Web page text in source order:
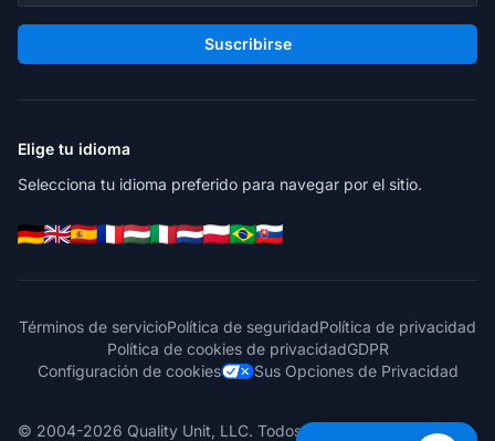
Suscribirse
Elige tu idioma
Selecciona tu idioma preferido para navegar por el sitio.
Términos de servicioPolítica de seguridadPolítica de privacidad
Política de cookies de privacidadGDPR
Configuración de cookies
Sus Opciones de Privacidad
© 2004-2026 Quality Unit, LLC. Todos los derechos